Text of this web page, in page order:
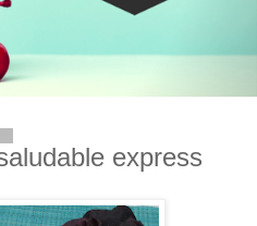
express